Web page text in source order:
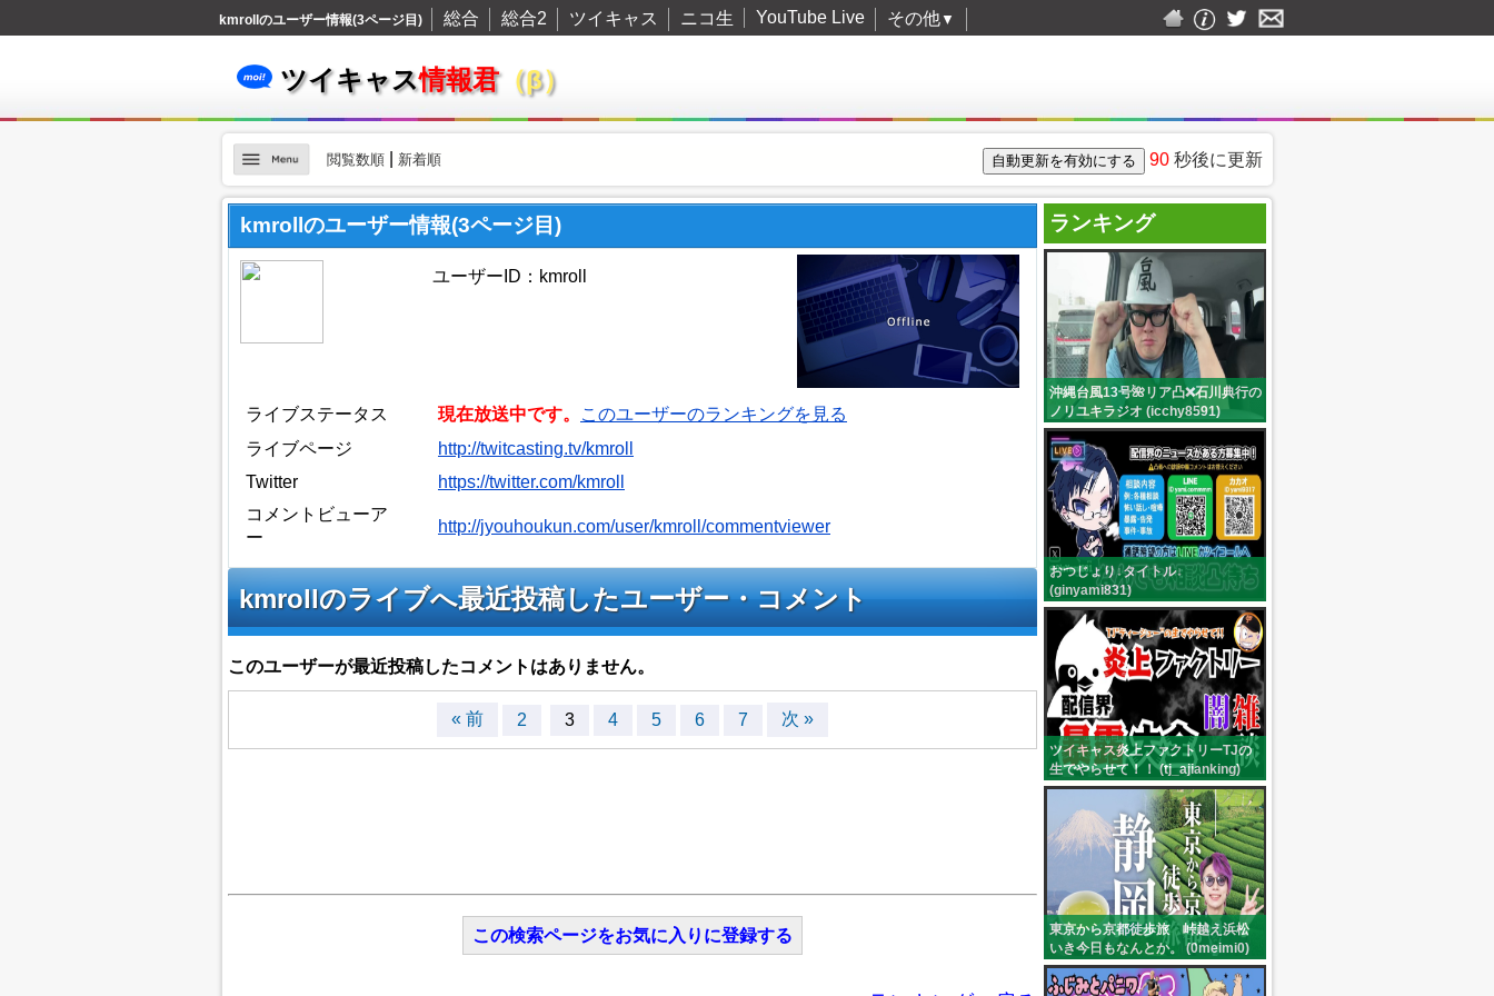
kmrollのユーザー情報(3ページ目) 総合 総合2 ツイキャス ニコ生 YouTube Live その他▼
ツイキャス情報君（β）
閲覧数順| 新着順 90秒後に更新
kmrollのユーザー情報(3ページ目)
ユーザーID：kmroll
ライブステータス 現在放送中です。
このユーザーのランキングを見る
ライブページ
http://twitcasting.tv/kmroll
Twitter
https://twitter.com/kmroll
コメントビューア
ー
http://jyouhoukun.com/user/kmroll/commentviewer
kmrollのライブへ最近投稿したユーザー・コメント
このユーザーが最近投稿したコメントはありません。
« 前 2 3 4 5 6 7 次 »
この検索ページをお気に入りに登録する
ランキング
沖縄台風13号🌺リア凸❌石川典行の
ノリユキラジオ (icchy8591)
おつじょり↓タイトル↓
(ginyami831)
ツイキャス炎上ファクトリーTJの
生でやらせて！！ (tj_ajianking)
東京から京都徒歩旅 峠越え浜松
いき今日もなんとか。 (0meimi0)